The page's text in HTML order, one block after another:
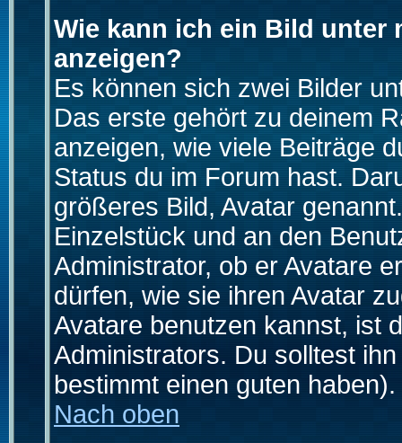
Wie kann ich ein Bild unter
anzeigen?
Es können sich zwei Bilder
Das erste gehört zu deinem
anzeigen, wie viele Beiträge
Status du im Forum hast.
größeres Bild, Avatar
Einzelstück und an den
Administrator, ob er Avatare
dürfen, wie sie ihren Avatar
Avatare benutzen kannst, ist
Administrators. Du solltest
bestimmt einen guten haben).
Nach oben